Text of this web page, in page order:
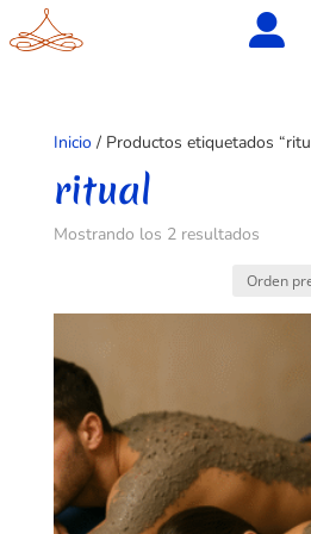
Inicio/ Productos etiquetados
ritual
Mostrando los 2 resultados